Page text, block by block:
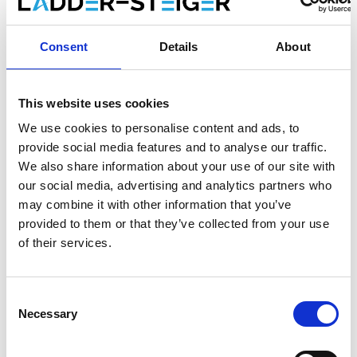
Consent Details About
This website uses cookies
We use cookies to personalise content and ads, to
provide social media features and to analyse our traffic.
We also share information about your use of our site with
our social media, advertising and analytics partners who
may combine it with other information that you’ve
provided to them or that they’ve collected from your use
of their services.
Selection
Necessary
norme professionnelle stricte EN1004. Si nécessaire, vous
pouvez commander chez nous descomposants
Spécifications:
Largeur de l'échafaudage: 0,90 m
Longueur de l'échafaudage: 1,90 m
Hauteur de travail: 5,20 m
Hauteur de la plate-forme: 3,20 m
Hauteur de l'échafaudage: 4,20 m
Charge maximale par plate-forme: 250 Kg
Garantie: 5 ans